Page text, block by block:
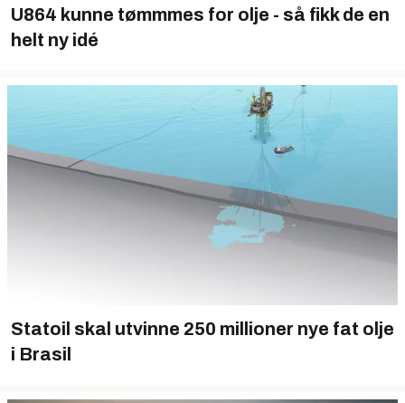
U864 kunne tømmmes for olje - så fikk de en
helt ny idé
Statoil skal utvinne 250 millioner nye fat olje
i Brasil